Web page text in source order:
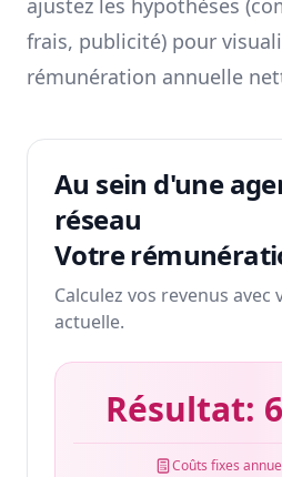
ajustez les hypothèses
frais, publicité) pour
rémunération annuelle
Au sein d'une
réseau
Votre
Calculez vos revenus
actuelle.
Résultat:
Coûts fixes